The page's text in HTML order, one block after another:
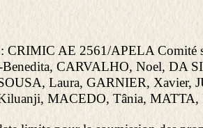
: CRIMIC AE 2561/APELA Comité
CARVALHO, Noel, DA
Laura, GARNIER, Xavier,
MACEDO, Tânia, MATTA,